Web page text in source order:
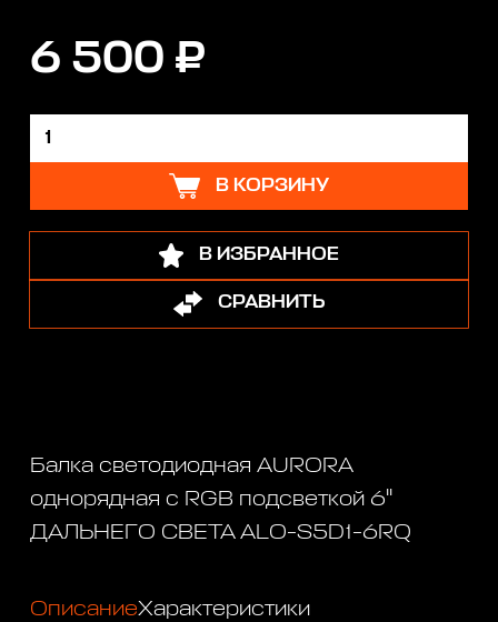
6 500 ₽
В КОРЗИНУ
В ИЗБРАННОЕ
СРАВНИТЬ
Балка светодиодная AURORA
однорядная с RGB подсветкой 6"
ДАЛЬНЕГО СВЕТА ALO-S5D1-6RQ
ОписаниеХарактеристики